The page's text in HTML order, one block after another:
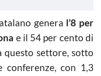
genera l’8 per
e il 54 per cento di
settore, sotto
con 1,3